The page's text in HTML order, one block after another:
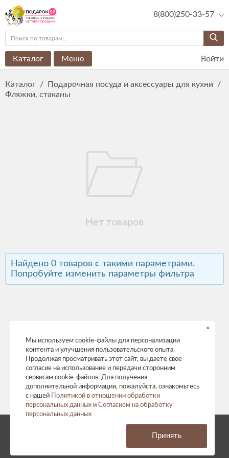
8(800)250-33-57
Каталог Меню Войти
Каталог / Подарочная посуда и аксессуары для кухни
/
Фляжки, стаканы
Нет товаров
Найдено 0 товаров с такими параметрами.
Попробуйте изменить параметры фильтра
© 2026 год. Все права защищены.
Согласие на обработку персональных данных
Мы используем cookie-файлы для персонализации
контента и улучшения пользовательского опыта.
Продолжая просматривать этот сайт, вы даете свое
согласие на использование и передачи сторонним
сервисам cookie-файлов. Для получения
дополнительной информации, пожалуйста, ознакомьтесь
с нашей
Политикой в отношении обработки
персональных данных и Согласием на обработку
персональных данных
×
Принять